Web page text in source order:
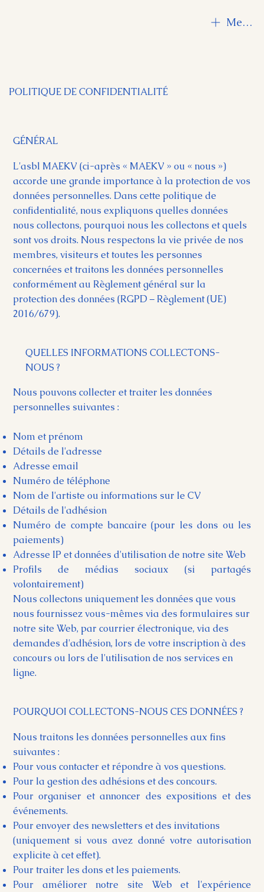
Menu
POLITIQUE DE CONFIDENTIALITÉ
GÉNÉRAL
L'asbl MAEKV (ci-après « MAEKV » ou « nous »)
accorde une grande importance à la protection de vos
données personnelles. Dans cette politique de
confidentialité, nous expliquons quelles données
nous collectons, pourquoi nous les collectons et quels
sont vos droits. Nous respectons la vie privée de nos
membres, visiteurs et toutes les personnes
concernées et traitons les données personnelles
conformément au Règlement général sur la
protection des données (RGPD – Règlement (UE)
2016/679).
QUELLES INFORMATIONS COLLECTONS-
NOUS ?
Nous pouvons collecter et traiter les données
personnelles suivantes :
Nom et prénom
Détails de l'adresse
Adresse email
Numéro de téléphone
Nom de l'artiste ou informations sur le CV
Détails de l'adhésion
Numéro de compte bancaire (pour les dons ou les
paiements)
Adresse IP et données d'utilisation de notre site Web
Profils de médias sociaux (si partagés
volontairement)
Nous collectons uniquement les données que vous
nous fournissez vous-mêmes via des formulaires sur
notre site Web, par courrier électronique, via des
demandes d'adhésion, lors de votre inscription à des
concours ou lors de l'utilisation de nos services en
ligne.
POURQUOI COLLECTONS-NOUS CES DONNÉES ?
Nous traitons les données personnelles aux fins
suivantes :
Pour vous contacter et répondre à vos questions.
Pour la gestion des adhésions et des concours.
Pour organiser et annoncer des expositions et des
événements.
Pour envoyer des newsletters et des invitations
(uniquement si vous avez donné votre autorisation
explicite à cet effet).
Pour traiter les dons et les paiements.
Pour améliorer notre site Web et l'expérience